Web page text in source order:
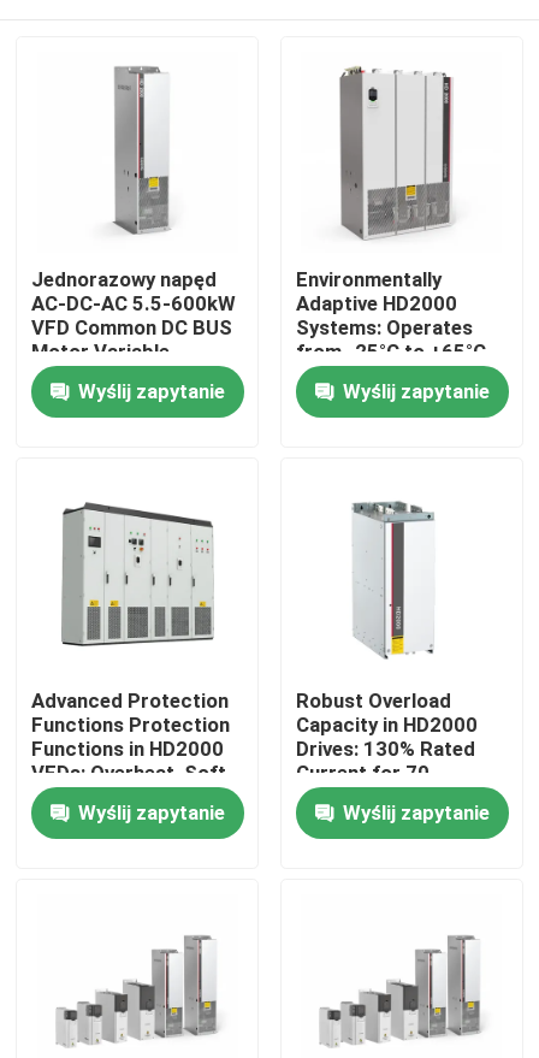
Do domu
Filmy
O nas
Kontrola jakości
Skontaktuj się z nami
Poproś o wycenę
Napęd o zmiennej częstotliwości VFD
Jednorazowy napęd
AC-DC-AC 5.5-600kW
VFD Common DC BUS
Motor Variable
Frequency Drive For
Lift Wyślij zapytanie
Environmentally
Adaptive HD2000
Systems: Operates
from -25°C to +65°C
and Humidity Up to
85% Wyślij zapytanie
Advanced Protection
Functions Protection
Functions in HD2000
VFDs: Overheat, Soft-
Start, and IGBT Safety
Wyślij zapytanie
Robust Overload
Capacity in HD2000
Drives: 130% Rated
Current for 70
Seconds
Wyślij zapytanie